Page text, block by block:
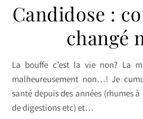
Candidose :
changé
La bouffe c’est la vie non? La malbouffe, l’alcool et le stress
malheureusement non…! Je
santé depuis des années (rhumes
de digestions etc) et…